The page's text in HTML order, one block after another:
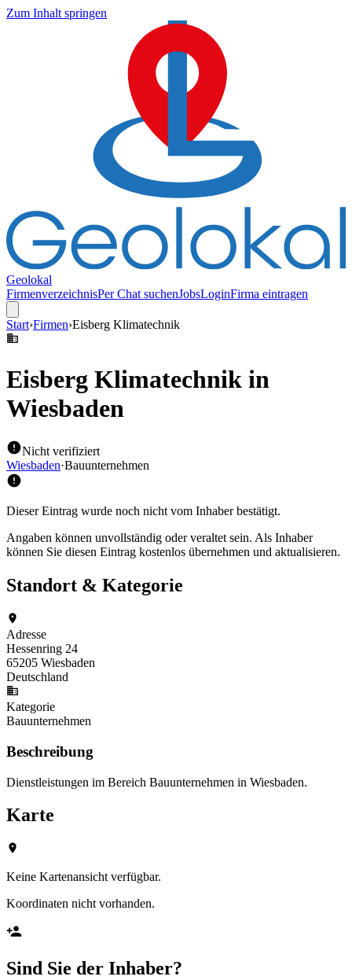
Zum Inhalt springen
Geolokal
FirmenverzeichnisPer Chat suchenJobsLoginFirma eintragen
Start›Firmen›Eisberg Klimatechnik
Eisberg Klimatechnik in
Wiesbaden
Nicht verifiziert
Wiesbaden·Bauunternehmen
Dieser Eintrag wurde noch nicht vom Inhaber bestätigt.
Angaben können unvollständig oder veraltet sein. Als Inhaber
können Sie diesen Eintrag kostenlos übernehmen und aktualisieren.
Standort & Kategorie
Adresse
Hessenring 24
65205 Wiesbaden
Deutschland
Kategorie
Bauunternehmen
Beschreibung
Dienstleistungen im Bereich Bauunternehmen in Wiesbaden.
Karte
Keine Kartenansicht verfügbar.
Koordinaten nicht vorhanden.
Sind Sie der Inhaber?